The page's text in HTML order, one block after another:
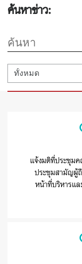
ค้นหาข่าว:
แจ้งมติที่ประชุม
ประชุมสามัญผู้
หน้าที่บริหารแ